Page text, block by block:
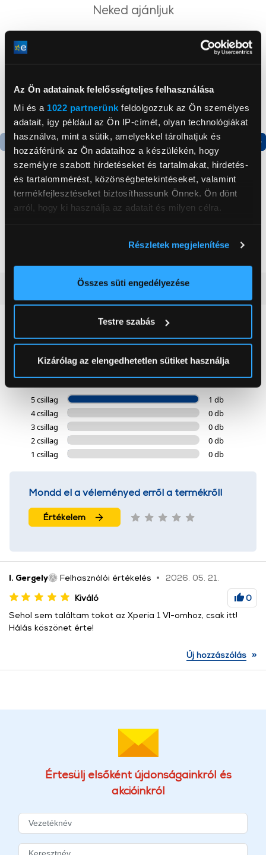
Az Ön adatainak felelősségteljes felhasználása
Mi és a 1022 partnerünk feldolgozzuk az Ön személyes
adatait, így például az Ön IP-címét, olyan technológiákat
használva, mint a sütik, amelyekkel tárolhatjuk és
hozzáférünk az Ön adataihoz a készülékén, hogy
személyre szabott hirdetéseket és tartalmakat, hirdetés-
és tartalommérést, közönségbetekintéseket, valamint
termékfejlesztéseket biztosíthassunk Önnek. Ön dönt
arról, hogy ki használja az adatait és milyen célra.
elhelyezkedéséről pár méteres pontossággal
Az Ön készülékén beazonosítása annak konkrét
módjairól és adja meg preferenciáit aRészletek
pontban. Bármikor módosíthatja vagy visszavonhatja a
Sütinyilatkozathoz való hozzájárulását.
okat használ, melyeket az Ön gépén tárol a rendszer. A
cookie-k személyazonosítására nem alkalmasak,
szolgáltatásaink biztosításához szükségesek. Az oldal
használatával Ön elfogadja a cookie-k használatát.
További információk:
Adatvédelem
Részletek megjelenítése
Összes süti engedélyezése
Testre szabás
Kizárólag az elengedhetetlen sütiket használja
Neked ajánljuk
Gorenje NRS8182KX Side
by side hűtőszekrény
Termék adatlap
Gorenje RK4182PW4
Alulfagyasztós
119 999 Ft
Vásárlói vélemények(1)
5
1 értékelés
5 csillag
1 db
4 csillag
0 db
3 csillag
0 db
2 csillag
0 db
1 csillag
0 db
Mondd el a véleményed erről a termékről!
Értékelem
I. Gergely Felhasználói értékelés
2026. 05. 21.
Kiváló
0
Sehol sem találtam tokot az Xperia 1 VI-omhoz, csak itt!
Hálás köszönet érte!
Új hozzászólás »
Értesülj elsőként újdonságainkról és
akcióinkról